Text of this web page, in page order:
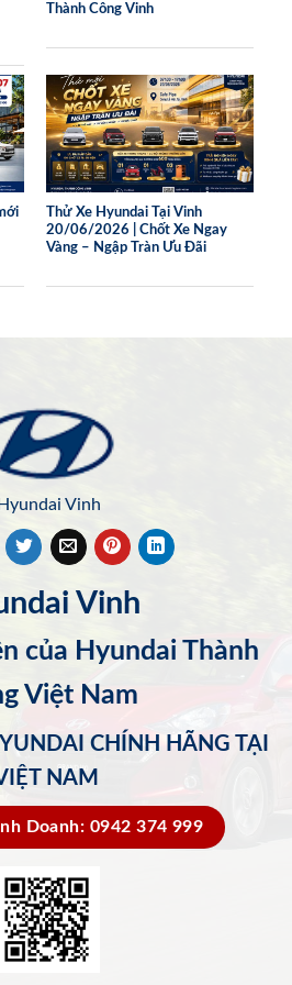
Thành Công Vinh
Thử Xe Hyundai Tại Vinh
20/06/2026 | Chốt Xe Ngay
Vàng – Ngập Tràn Ưu Đãi
Hyundai Vinh
Vinh
của Hyundai Thành
Việt Nam
CHÍNH HÃNG TẠI
NAM
Doanh: 0942 374 999